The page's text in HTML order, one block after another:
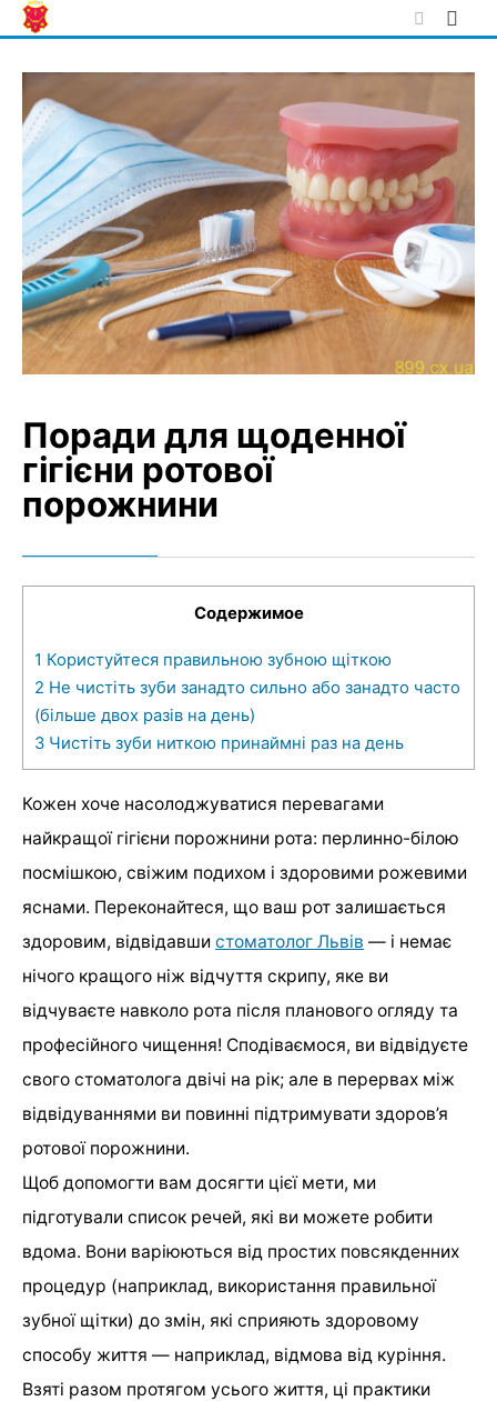
Skip
to
Поради для щоденної
гігієни ротової
порожнини
Содержимое
1 Користуйтеся правильною зубною щіткою
2 Не чистіть зуби занадто сильно або занадто часто
(більше двох разів на день)
3 Чистіть зуби ниткою принаймні раз на день
Кожен хоче насолоджуватися перевагами
найкращої гігієни порожнини рота: перлинно-білою
посмішкою, свіжим подихом і здоровими рожевими
яснами. Переконайтеся, що ваш рот залишається
здоровим, відвідавши стоматолог Львів — і немає
нічого кращого ніж відчуття скрипу, яке ви
відчуваєте навколо рота після планового огляду та
професійного чищення! Сподіваємося, ви відвідуєте
свого стоматолога двічі на рік; але в перервах між
відвідуваннями ви повинні підтримувати здоров’я
ротової порожнини.
Щоб допомогти вам досягти цієї мети, ми
підготували список речей, які ви можете робити
вдома. Вони варіюються від простих повсякденних
процедур (наприклад, використання правильної
зубної щітки) до змін, які сприяють здоровому
способу життя — наприклад, відмова від куріння.
Взяті разом протягом усього життя, ці практики